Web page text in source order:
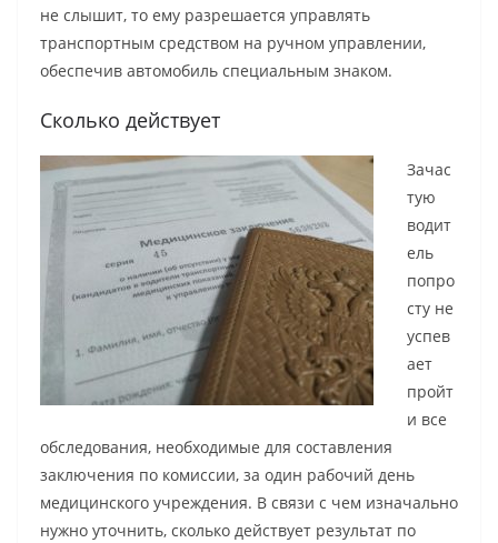
не слышит, то ему разрешается управлять
транспортным средством на ручном управлении,
обеспечив автомобиль специальным знаком.
Сколько действует
Зачас
тую
водит
ель
попро
сту не
успев
ает
пройт
и все
обследования, необходимые для составления
заключения по комиссии, за один рабочий день
медицинского учреждения. В связи с чем изначально
нужно уточнить, сколько действует результат по